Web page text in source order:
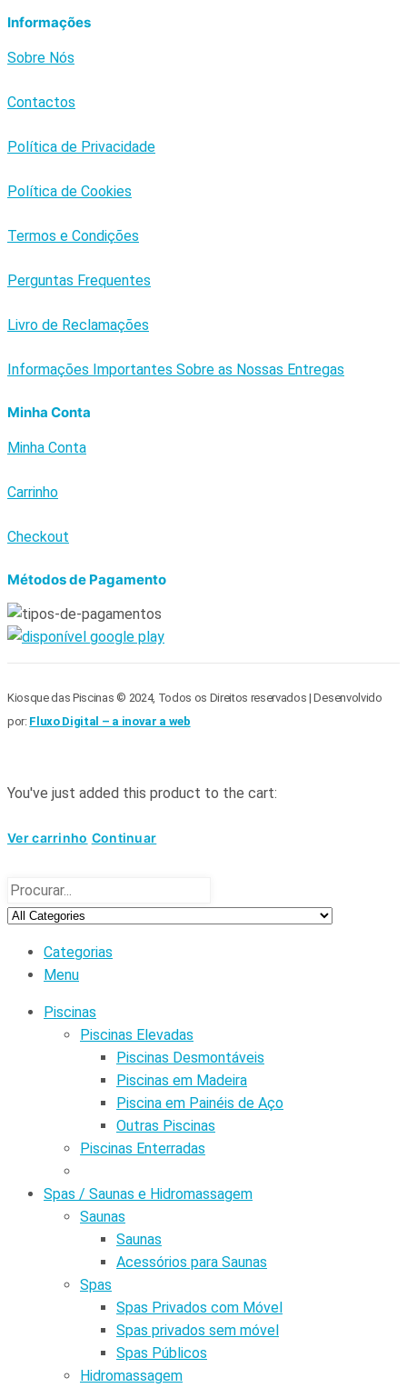
Informações
Sobre Nós
Contactos
Política de Privacidade
Política de Cookies
Termos e Condições
Perguntas Frequentes
Livro de Reclamações
Informações Importantes Sobre as Nossas Entregas
Minha Conta
Minha Conta
Carrinho
Checkout
Métodos de Pagamento
Kiosque das Piscinas © 2024, Todos os Direitos reservados | Desenvolvido
por: Fluxo Digital – a inovar a web
You've just added this product to the cart:
Ver carrinho Continuar
Categorias
Menu
Piscinas
Piscinas Elevadas
Piscinas Desmontáveis
Piscinas em Madeira
Piscina em Painéis de Aço
Outras Piscinas
Piscinas Enterradas
Spas / Saunas e Hidromassagem
Saunas
Saunas
Acessórios para Saunas
Spas
Spas Privados com Móvel
Spas privados sem móvel
Spas Públicos
Hidromassagem